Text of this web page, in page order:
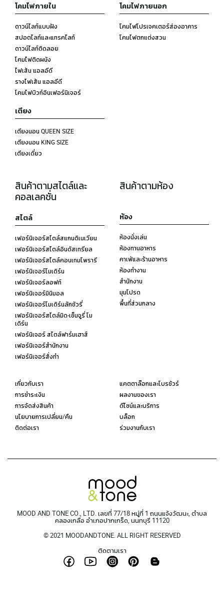
โคมไฟภายใน
ดาวน์ไลท์แบบฝัง
สปอตไลท์และแทรคไลท์
ดาวน์ไลท์ติดลอย
โคมไฟติดผนัง
ไฟเส้น แอลอีดี
รางไฟเส้น แอลอีดี
โคมไฟบิวท์อินเฟอร์นิเจอร์
โคมไฟภายนอก
โคมไฟโปรเจคเตอร์ส่องอาคาร
โคมไฟตกแต่งสวน
เตียง
เตียงนอน QUEEN SIZE
เตียงนอน KING SIZE
เตียงเดี่ยว
สินค้าตามสไตล์และ
คอลเลคชั่น
สไตล์
เฟอร์นิเจอร์สไตล์สแกนดิเนเวียน
เฟอร์นิเจอร์สไตล์อินดัสเทรียล
เฟอร์นิเจอร์สไตล์คอนเทมโพรารี
เฟอร์นิเจอร์โมเดิร์น
เฟอร์นิเจอร์ลอฟท์
เฟอร์นิเจอร์มินิมอล
เฟอร์นิเจอร์โมเดิร์นลักชัวรี่
เฟอร์นิเจอร์สไตล์มิด-เซ็นจูรี่ โม
เดิร์น
เฟอร์นิเจอร์ สไตล์ฟาร์มเฮาส์
เฟอร์นิเจอร์สำนักงาน
เฟอร์นิเจอร์สั่งทำ
สินค้าตามห้อง
ห้อง
ห้องนั่งเล่น
ห้องทานอาหาร
คาเฟ่และร้านอาหาร
ห้องทำงาน
สำนักงาน
มุมโปรด
พื้นที่ส่วนกลาง
เกี่ยวกับเรา
การชำระเงิน
การจัดส่งสินค้า
นโยบายการเปลี่ยน/คืน
ติดต่อเรา
แคตตาล๊อกและโบรชัวร์
ผลงานของเรา
ดีไซน์และบริการ
บล็อก
ร่วมงานกับเรา
MOOD AND TONE CO., LTD. เลขที่ 77/18 หมู่ที่ 1 ถนนแจ้งวัฒนะ, ตำบล
คลองเกลือ อำเภอปากเกร็ด, นนทบุรี 11120
© 2021 MOODANDTONE. ALL RIGHT RESERVED
ติดตามเรา